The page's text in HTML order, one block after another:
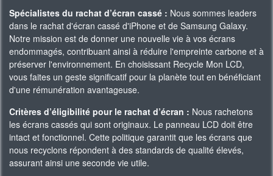
Spécialistes du rachat d’écran cassé : Nous sommes leaders
dans le rachat d'écran cassé d'iPhone et de Samsung Galaxy.
Notre mission est de donner une nouvelle vie à vos écrans
endommagés, contribuant ainsi à réduire l'empreinte carbone et à
préserver l'environnement. En choisissant Recycle Mon LCD,
vous faites un geste significatif pour la planète tout en bénéficiant
d'une rémunération avantageuse.
Critères d’éligibilité pour le rachat d’écran : Nous rachetons
les écrans cassés qui sont originaux. Le panneau LCD doit être
intact et fonctionnel. Cette politique garantit que les écrans que
nous recyclons répondent à des standards de qualité élevés,
assurant ainsi une seconde vie utile.